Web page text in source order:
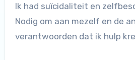
Ik had suïcidaliteit en
Nodig om aan mezelf en de
verantwoorden dat ik hulp